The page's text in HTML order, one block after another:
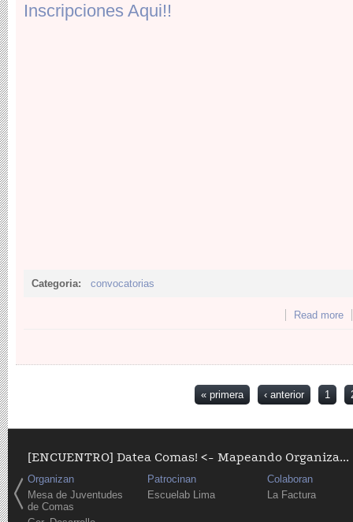
Inscripciones Aqui!!
Categoria: convocatorias
Read more
« primera ‹ anterior 1
[ENCUENTRO] Datea Comas! <- Mapeando Organiza...
Organizan
Mesa de Juventudes
de Comas
Patrocinan
Escuelab Lima
Colaboran
La Factura